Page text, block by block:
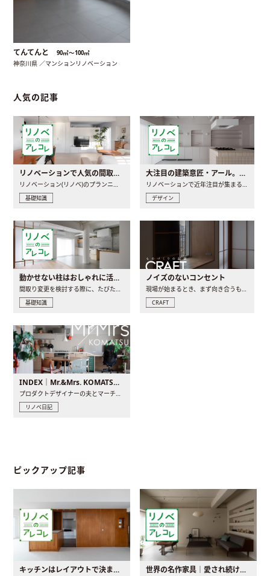
てんてんと 90㎡〜100㎡
神奈川県 ／マンションリノベーション
人気の記事
リノベーションで人気の間取りとは？トレンドの間取りと実例を徹底解説
リノベーション(リノベ)のプランニングで一番最初に決めるのは..
基礎知識
大注目の建築意匠・アール。人気の理由と空間に取り入れるポイント
リノベーションで近年注目が集まる建築意匠の一つであるアール..
デザイン
動かせない柱はおしゃれに活用！柱を魅せるリノベーション(リノベ)4選
間取り変更を検討する際に、たびたび皆さんの頭を悩ませる動か..
基礎知識
ノイズのないコンセント
現場が始まるとき、まず向き合うものの一つがコンセントです..
CRAFT
INDEX｜Mr.&Mrs. KOMATSU renovation diary
プロダクトデザイナーの夫とマーチャンダイザーの妻が、夫婦で..
リノベ日記
ピックアップ記事
キッチンはレイアウトで決まる。後悔しないための考え方と選び方 世界の名作家具｜愛され続ける理由と一生モノとの出会い方